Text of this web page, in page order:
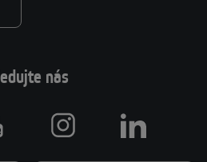
nás
Instagram LinkedIn